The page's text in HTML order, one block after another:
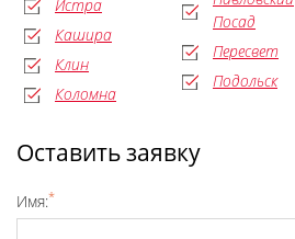
Истра
Кашира
Клин
Коломна
Посад
Пересвет
Подольск
Оставить заявку
Имя:*